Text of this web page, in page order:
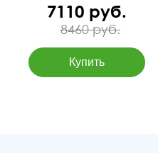
7110 руб.
8460 руб.